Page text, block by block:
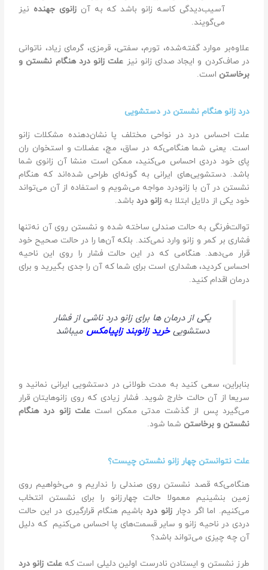
آسیب‌دیدگی کاسه زانو باشد که به آنزانوی جهنده نیز
می‌گویند.
علاوه‌بر موارد گفته‌شده، تورم، سفتی، قرمزی، گرمای زیاد، ناتوانی
در صاف‌کردن و ایجاد صدای زانو نیز علت زانو درد هنگام نشستن و
برخاستن است.
درد زانو هنگام نشستن در دستشویی
علت احساس درد در نواحی مختلف پا نشان‌دهنده مشکلات زانو
است. یعنی شما هنگامی‌که در ساق، مچ، عضلات و استخوان ران
پای خود دردی احساس می‌کنید، ممکن است منشا آن زانوی شما
باشد. دستشویی‌های ایرانی به گونه‌ای طراحی شده‌اند که هنگام
نشستن در آن با زانو‌درد مواجه می‌شویم و استفاده از آن می‌تواند
خود یکی از دلایل ابتلا بهزانو درد باشد.
توالت‌فرنگی به حالت صندلی ساخته شده و نشستن روی آن نه‌تنها
فشاری بر کمر و زانو وارد نمی‌کند. بلکه آن‌ها را در حالت صحیح خود
قرار می‌دهد. هنگامی که در این حالت فشار را روی این ناحیه
احساس کردید، هشداری است برای شما که آن را جدی بگیرید و برای
درمان اقدام کنید.
یکی از درمان ها برای زانو درد ناشی از فشار
دستشوییخرید زانوبند زاپیامکس میباشد
بنابراین، سعی کنید به مدت طولانی در دستشویی ایرانی نمانید و
سریعا از آن حالت خارج شوید. فشار زیادی که روی زانوهایتان قرار
می‌گیرد پس از گذشت مدتی ممکن استعلت زانو درد هنگام
نشستن و برخاستن شما شود.
علت نتوانستن چهار زانو نشستن چیست؟
هنگامی‌که قصد نشستن روی صندلی را نداریم و می‌خواهیم روی
زمین بنشینیم معمولا حالت چهار‌زانو را برای نشستن انتخاب
می‌کنیم. اما اگر دچار زانو درد باشیم هنگام قرار‌گیری در این حالت
دردی در ناحیه زانو و سایر قسمت‌های پا احساس می‌کنیم که دلیل
آن چه چیزی می‌تواند باشد؟
طرز نشستن و ایستادن نا‌درست اولین دلیلی است کهعلت زانو درد